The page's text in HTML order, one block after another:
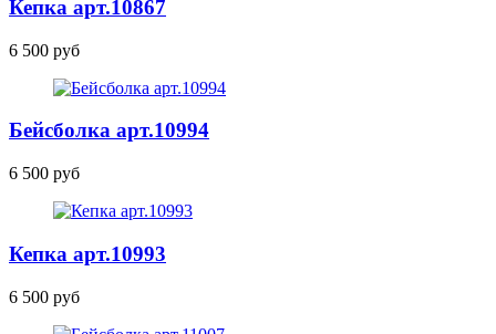
Кепка арт.10867
6 500 руб
Бейсболка арт.10994
6 500 руб
Кепка арт.10993
6 500 руб